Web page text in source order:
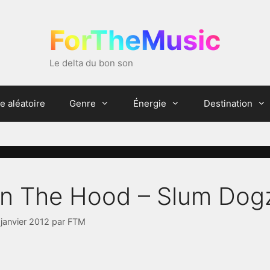
ForTheMusic
Le delta du bon son
aléatoire Genre Énergie Destination
The Hood – Slum
2012 par FTM